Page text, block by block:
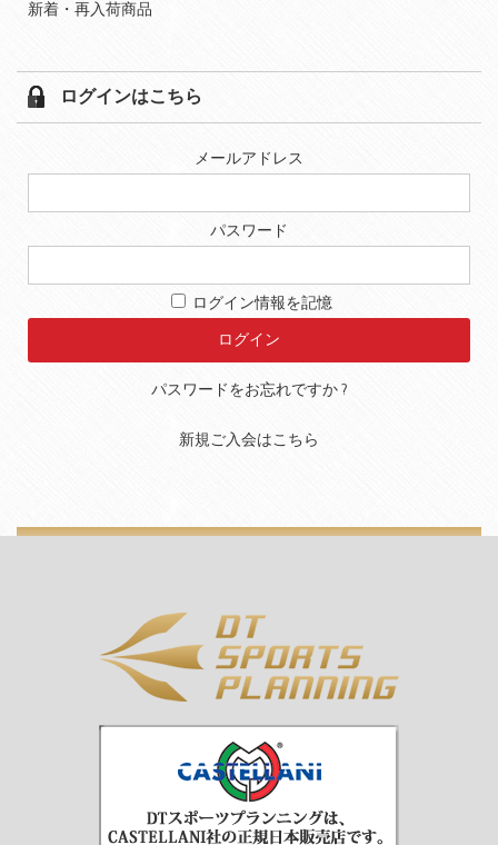
新着・再入荷商品
ログインはこちら
メールアドレス
パスワード
ログイン情報を記憶
パスワードをお忘れですか ?
新規ご入会はこちら